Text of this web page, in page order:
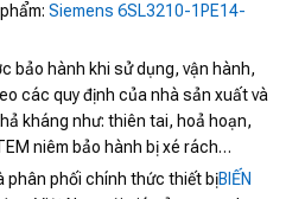
Siemens 6SL3210-1PE14-
bảo hành khi sử dụng, vận hành,
các quy định của nhà sản xuất và
kháng như: thiên tai, hoả hoạn,
niêm bảo hành bị xé rách…
phân phối chính thức thiết bịBIẾN